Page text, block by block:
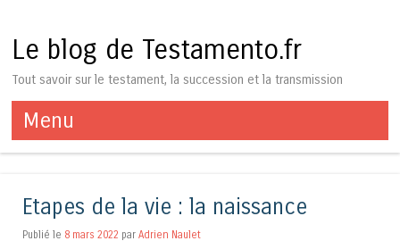
Le blog de Testamento.fr
Tout savoir sur le testament, la succession et la transmission
Menu
Aller au contenu
Etapes de la vie : la naissance
Publié le 8 mars 2022 par Adrien Naulet